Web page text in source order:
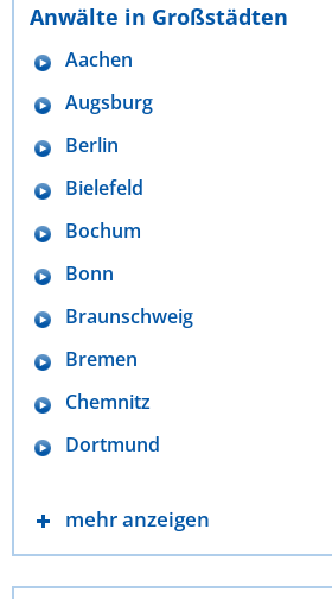
Anwälte in Großstädten
Aachen
Augsburg
Berlin
Bielefeld
Bochum
Bonn
Braunschweig
Bremen
Chemnitz
Dortmund
mehr anzeigen